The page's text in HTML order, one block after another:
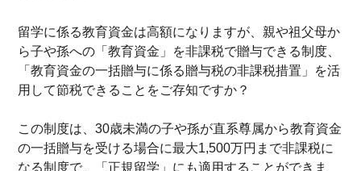
留学に係る教育資金は高額になりますが、親や祖父母か
ら子や孫への「教育資金」を非課税で贈与できる制度、
「教育資金の一括贈与に係る贈与税の非課税措置」を活
用して節税できることをご存知ですか？
この制度は、30歳未満の子や孫が直系尊属から教育資金
の一括贈与を受ける場合に最大1,500万円まで非課税に
なる制度で、「正規留学」にも適用することができま